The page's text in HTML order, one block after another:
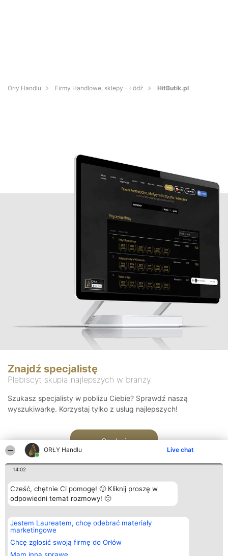
ORŁY Handlu Live chat
14:02
Cześć, chętnie Ci pomogę! 🙂 Kliknij proszę w
odpowiedni temat rozmowy! 🙂
Jestem Laureatem, chcę odebrać materiały
marketingowe
Chcę zgłosić swoją firmę do Orłów
Orły Handlu Firmy Handlowe, sklepy - Łódź HitButik.pl
Znajdź specjalistę
Plebiscyt skupia najlepszych w branży
Szukasz specjalisty w pobliżu Ciebie? Sprawdź naszą
wyszukiwarkę. Korzystaj tylko z usług najlepszych!
Szukaj
Organizator plebiscytu
Bright Side Solutions sp. z o.
o. sp. k.
ul. Ruska 22
Wrocław 50-079
KRS 0000749100 | Regon
Plebiscyt
Laureaci
wszystkich
Laureatów
Kontakt
Kontakt